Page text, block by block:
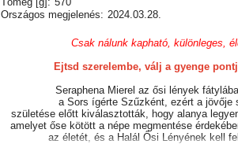
Országos megjelenés: 2024.03.28.
Csak nálunk kapható, különleges,
Ejtsd szerelembe, válj a gyenge
Seraphena Mierel az ősi lények
a Sors ígérte Szűzként, ezért a jövője
születése előtt kiválasztották, hogy alanya
amelyet őse kötött a népe megmentése
az életét, és a Halál Ősi Lényének kell